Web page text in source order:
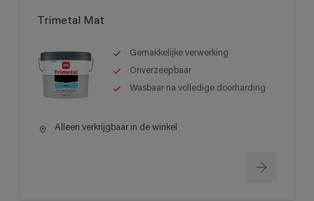
Trimetal Mat
Gemakkelijke verwerking
Onverzeepbaar
Wasbaar na volledige doorharding
Alleen verkrijgbaar in de winkel